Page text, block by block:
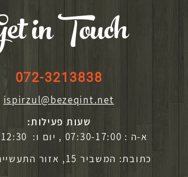
in Touch
072-3213838
ispirzul@bezeqint.net
שעות פעילות:
א-ה : 07:30-17:00 , יום ו: 08:00-12:30
כתובת: המשביר 15, אזור התעשייה, חולון